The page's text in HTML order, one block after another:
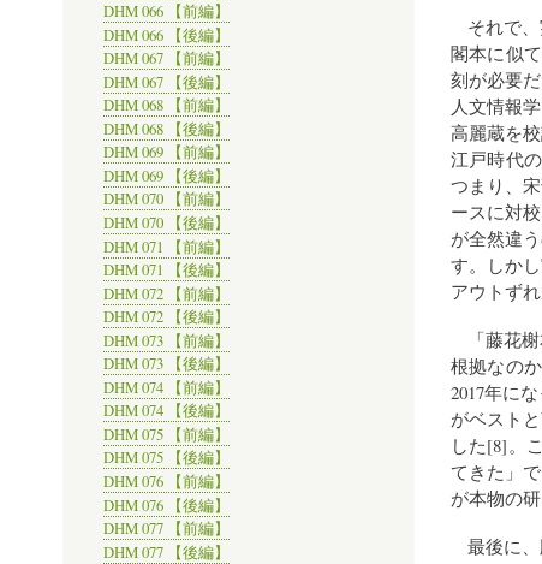
それで
閣本に似
刻が必要
人文情報
高麗蔵を
江戸時代
つまり、
ースに対
が全然違
す。しか
アウトず
「藤花
根拠なの
2017年に
がベスト
した[8]。
てきた」
が本物の
最後に
DHM 066 【前編】
DHM 066 【後編】
DHM 067 【前編】
DHM 067 【後編】
DHM 068 【前編】
DHM 068 【後編】
DHM 069 【前編】
DHM 069 【後編】
DHM 070 【前編】
DHM 070 【後編】
DHM 071 【前編】
DHM 071 【後編】
DHM 072 【前編】
DHM 072 【後編】
DHM 073 【前編】
DHM 073 【後編】
DHM 074 【前編】
DHM 074 【後編】
DHM 075 【前編】
DHM 075 【後編】
DHM 076 【前編】
DHM 076 【後編】
DHM 077 【前編】
DHM 077 【後編】